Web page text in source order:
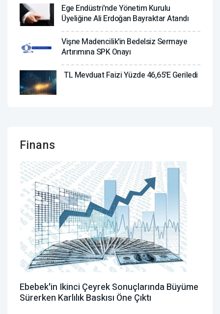
Ege Endüstri'nde Yönetim Kurulu
Üyeliğine Ali Erdoğan Bayraktar Atandı
Vişne Madencilik'in Bedelsiz Sermaye
Artırımına SPK Onayı
TL Mevduat Faizi Yüzde 46,65'e Geriledi
Finans
Ebebek'in Ikinci Çeyrek Sonuçlarında Büyüme
Sürerken Karlılık Baskısı Öne Çıktı